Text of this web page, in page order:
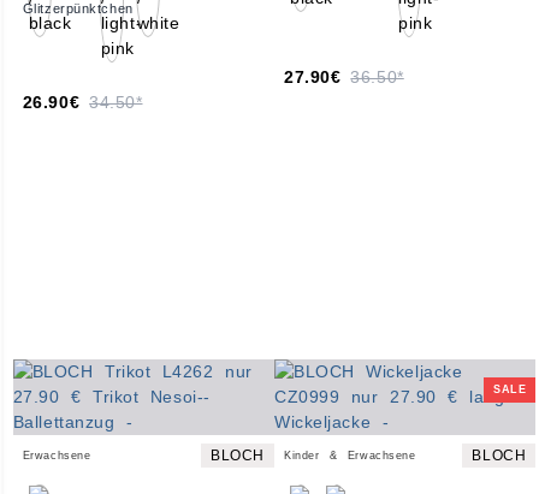
Glitzerpünktchen
26.90€ 34.50*
27.90€ 36.50*
Erwachsene BLOCH
SALE
Kinder & Erwachsene BLOCH